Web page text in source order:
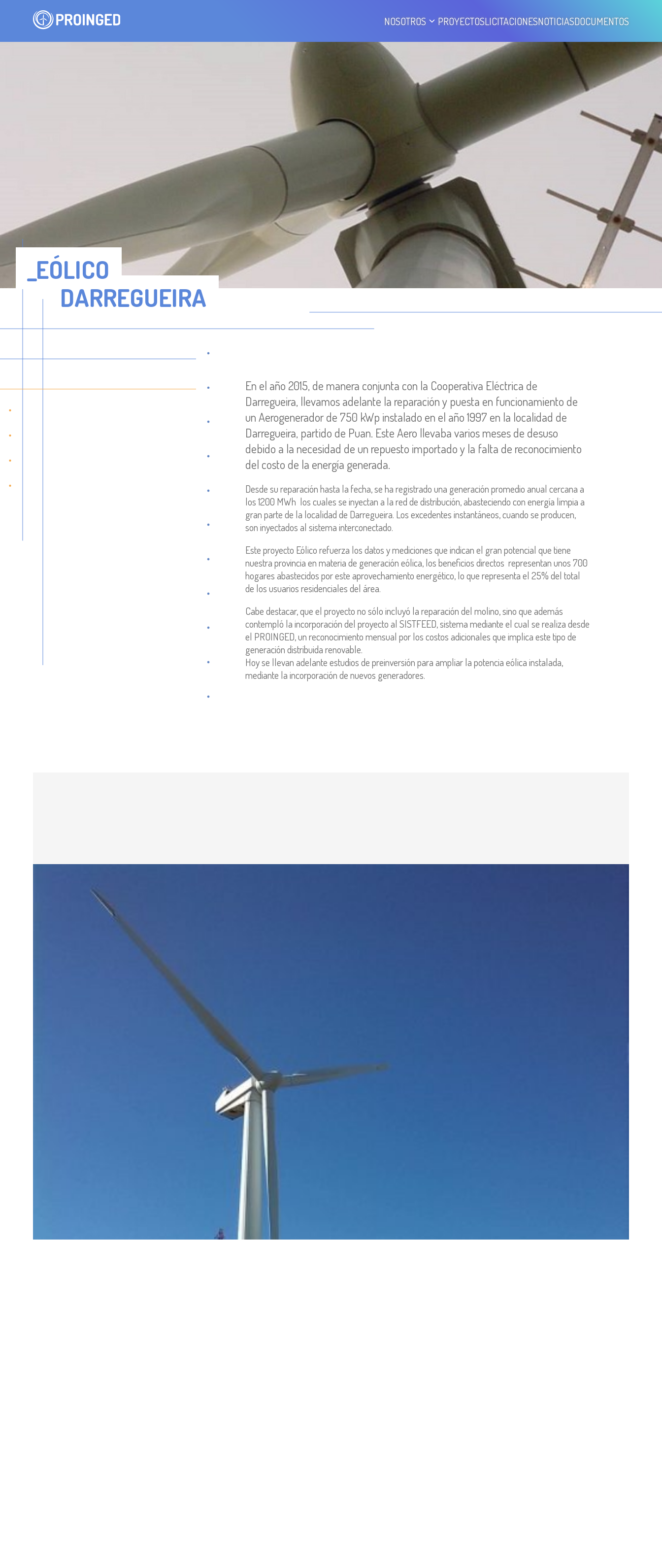
NOSOTROS PROYECTOSLICITACIONESNOTICIASDOCUMENTOS
_EÓLICO
DARREGUEIRA
En el año 2015, de manera conjunta con la Cooperativa Eléctrica de
Darregueira, llevamos adelante la reparación y puesta en funcionamiento de
un Aerogenerador de 750 kWp instalado en el año 1997 en la localidad de
Darregueira, partido de Puan. Este Aero llevaba varios meses de desuso
debido a la necesidad de un repuesto importado y la falta de reconocimiento
del costo de la energía generada.
Desde su reparación hasta la fecha, se ha registrado una generación promedio anual cercana a
los 1200 MWh los cuales se inyectan a la red de distribución, abasteciendo con energía limpia a
gran parte de la localidad de Darregueira. Los excedentes instantáneos, cuando se producen,
son inyectados al sistema interconectado.
Este proyecto Eólico refuerza los datos y mediciones que indican el gran potencial que tiene
nuestra provincia en materia de generación eólica, los beneficios directos representan unos 700
hogares abastecidos por este aprovechamiento energético, lo que representa el 25% del total
de los usuarios residenciales del área.
Cabe destacar, que el proyecto no sólo incluyó la reparación del molino, sino que además
contempló la incorporación del proyecto al SISTFEED, sistema mediante el cual se realiza desde
el PROINGED, un reconocimiento mensual por los costos adicionales que implica este tipo de
generación distribuida renovable.
Hoy se llevan adelante estudios de preinversión para ampliar la potencia eólica instalada,
mediante la incorporación de nuevos generadores.